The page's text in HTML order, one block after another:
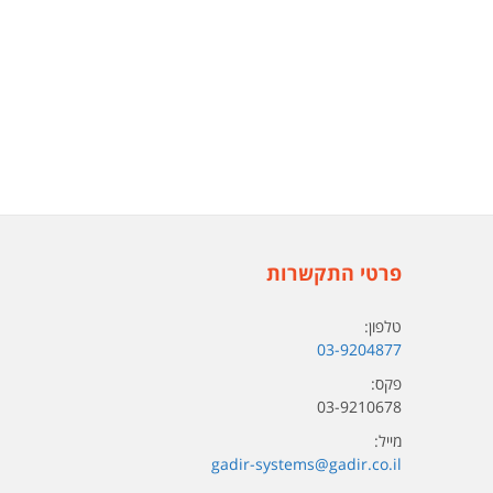
פרטי התקשרות
טלפון:
03-9204877
פקס:
03-9210678
מייל:
gadir-systems@gadir.co.il